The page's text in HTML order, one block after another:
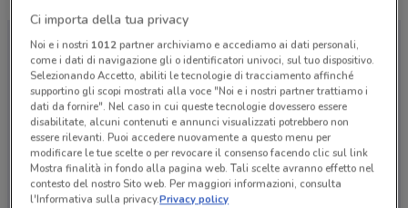
Ci importa della tua privacy
Noi e i nostri 1012partner archiviamo e accediamo ai dati personali,
come i dati di navigazione gli o identificatori univoci, sul tuo dispositivo.
Selezionando Accetto, abiliti le tecnologie di tracciamento affinché
supportino gli scopi mostrati alla voce "Noi e i nostri partner trattiamo i
dati da fornire". Nel caso in cui queste tecnologie dovessero essere
disabilitate, alcuni contenuti e annunci visualizzati potrebbero non
essere rilevanti. Puoi accedere nuovamente a questo menu per
modificare le tue scelte o per revocare il consenso facendo clic sul link
Mostra finalità in fondo alla pagina web. Tali scelte avranno effetto nel
contesto del nostro Sito web. Per maggiori informazioni, consulta
l'Informativa sulla privacy.Privacy policy